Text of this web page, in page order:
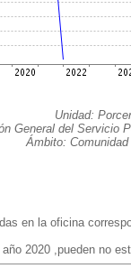
Unidad:
General del Servicio
Ámbito: Comunidad
en la oficina
2020 ,pueden no